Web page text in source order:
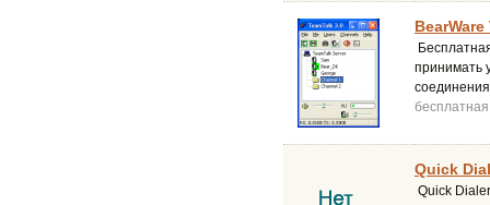
BearWare
принимать
бесплатная
Quick
Quick